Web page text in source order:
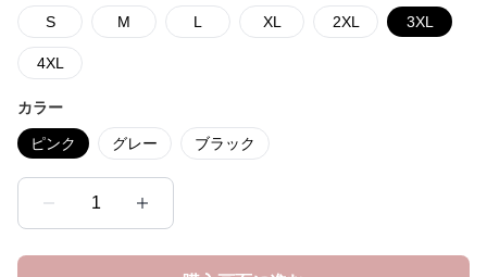
S M L XL 2XL 3XL
4XL
カラー
ピンク グレー ブラック
1